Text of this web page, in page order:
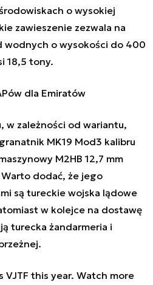
o wysokiej
zawieszenie zezwala na
wodnych o wysokości do 400
18,5 tony.
dla Emiratów
w zależności od wariantu,
MK19 Mod3 kalibru
M2HB 12,7 mm
Warto dodać, że jego
są tureckie wojska lądowe
w kolejce na dostawę
turecka żandarmeria i
VJTF this year. Watch more